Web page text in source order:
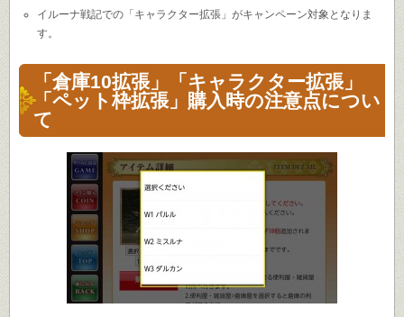
イルーナ戦記での「キャラクター拡張」がキャンペーン対象となりま
す。
「倉庫10拡張」「キャラクター拡張」
「ペット枠拡張」購入時の注意点につい
て